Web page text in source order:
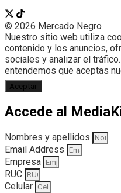
© 2026 Mercado Negro
Nuestro sitio web utiliza
contenido y los anuncios,
sociales y analizar el
entendemos que aceptas
Aceptar
Accede al
Nombres y apellidos
Email Address
Empresa
RUC
Celular